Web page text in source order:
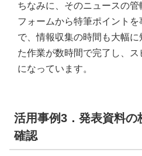
ちなみに、そのニュースの
フォームから特筆ポイント
で、情報収集の時間も大幅
た作業が数時間で完了し、
になっています。
活用事例3．発表資料の
確認